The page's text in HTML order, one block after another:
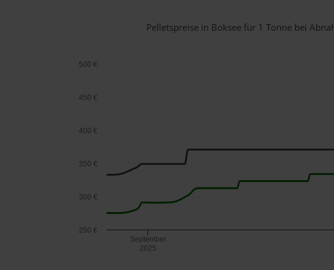
Pelletspreise in Boksee für 1 Tonne bei
September
2025
250 €
300 €
350 €
400 €
450 €
500 €